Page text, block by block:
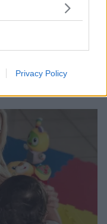
Privacy Policy